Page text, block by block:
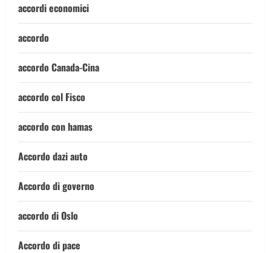
accordi economici
accordo
accordo Canada-Cina
accordo col Fisco
accordo con hamas
Accordo dazi auto
Accordo di governo
accordo di Oslo
Accordo di pace